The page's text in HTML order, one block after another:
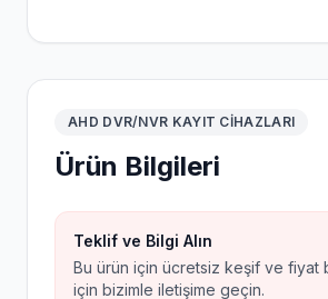
AHD DVR/NVR KAYIT CIHAZLARI
Ürün Bilgileri
Teklif ve Bilgi Alın
Bu ürün için ücretsiz keşif ve fiyat
için bizimle iletişime geçin.